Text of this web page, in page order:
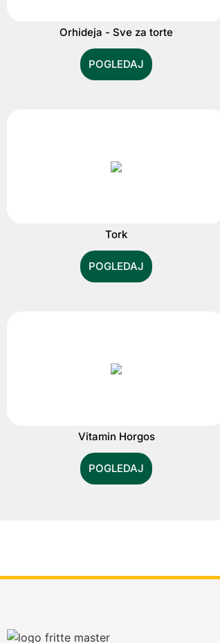
Orhideja - Sve za torte
POGLEDAJ
Tork
POGLEDAJ
Vitamin Horgos
POGLEDAJ